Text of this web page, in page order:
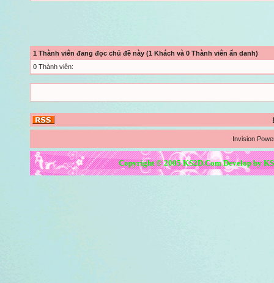
1 Thành viên đang đọc chủ đề này (1 Khách và 0 Thành viên ẩn danh)
0 Thành viên:
Invision
Copyright © 2005 KS2D.Com Develop by